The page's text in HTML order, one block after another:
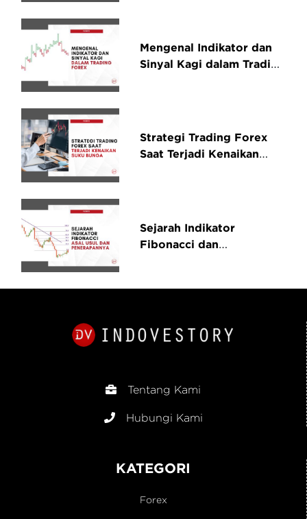
Mengenal Indikator dan
Sinyal Kagi dalam Trading
Strategi Trading Forex
Saat Terjadi Kenaikan
Sejarah Indikator
Fibonacci dan
Tentang Kami
Hubungi Kami
KATEGORI
Forex